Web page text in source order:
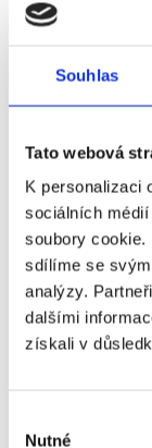
Souhlas
Tato webová
K personalizaci
sociálních
soubory cookie.
sdílíme se
analýzy.
dalšími
získali v
Nutné
Prodej
Typ nabídky
Prodej
Typ
Dům
Virtuální